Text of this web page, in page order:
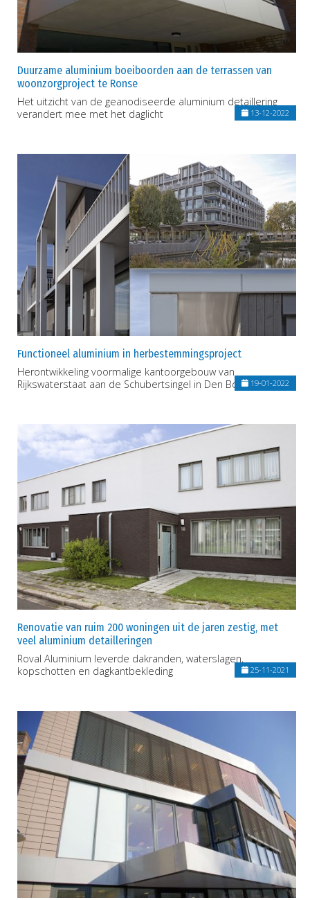
Duurzame aluminium boeiboorden aan de terrassen van
woonzorgproject te Ronse
Het uitzicht van de geanodiseerde aluminium detaillering
verandert mee met het daglicht
13-12-2022
Functioneel aluminium in herbestemmingsproject
Herontwikkeling voormalige kantoorgebouw van
Rijkswaterstaat aan de Schubertsingel in Den Bosch (Nl)19-01-2022
Renovatie van ruim 200 woningen uit de jaren zestig, met
veel aluminium detailleringen
Roval Aluminium leverde dakranden, waterslagen,
kopschotten en dagkantbekleding
25-11-2021